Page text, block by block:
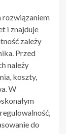
rozwiązaniem
i znajduje
zależy
Przed
należy
koszty,
W
do